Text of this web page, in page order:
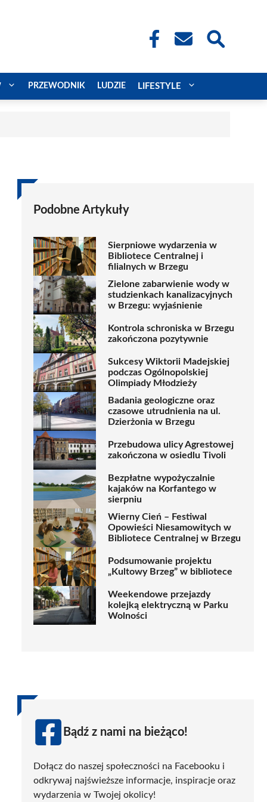
PRZEWODNIK LUDZIE LIFESTYLE
Podobne Artykuły
Sierpniowe wydarzenia w
Bibliotece Centralnej i
filialnych w Brzegu
Zielone zabarwienie wody w
studzienkach kanalizacyjnych
w Brzegu: wyjaśnienie
Kontrola schroniska w Brzegu
zakończona pozytywnie
Sukcesy Wiktorii Madejskiej
podczas Ogólnopolskiej
Olimpiady Młodzieży
Badania geologiczne oraz
czasowe utrudnienia na ul.
Dzierżonia w Brzegu
Przebudowa ulicy Agrestowej
zakończona w osiedlu Tivoli
Bezpłatne wypożyczalnie
kajaków na Korfantego w
sierpniu
Wierny Cień – Festiwal
Opowieści Niesamowitych w
Bibliotece Centralnej w Brzegu
Podsumowanie projektu
„Kultowy Brzeg” w bibliotece
Weekendowe przejazdy
kolejką elektryczną w Parku
Wolności
Bądź z nami na bieżąco!
Dołącz do naszej społeczności na Facebooku i
odkrywaj najświeższe informacje, inspiracje oraz
wydarzenia w Twojej okolicy!